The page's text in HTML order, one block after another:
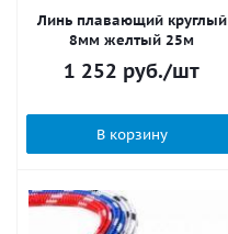
Линь плавающий круглый
8мм желтый 25м
1 252 руб./шт
В корзину